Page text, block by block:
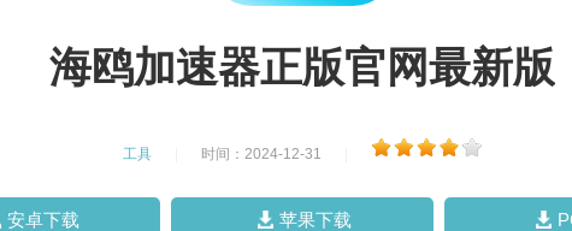
海鸥加速器正版官网最新版
工具 时间：2024-12-31
安卓下载 苹果下载